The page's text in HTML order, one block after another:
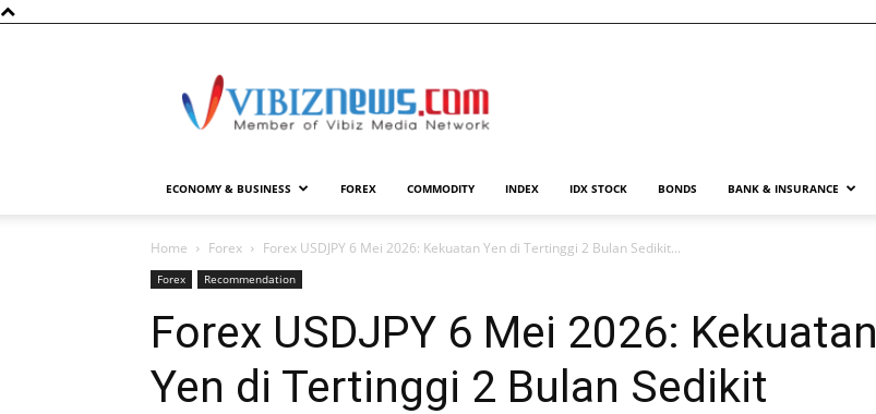
ECONOMY & BUSINESS FOREX COMMODITY INDEX IDX STOCK BONDS BANK & INSURANCE
Home Forex Forex USDJPY 6 Mei 2026: Kekuatan Yen di Tertinggi 2 Bulan Sedikit...
Forex Recommendation
Forex USDJPY 6 Mei 2026: Kekuatan
Yen di Tertinggi 2 Bulan Sedikit